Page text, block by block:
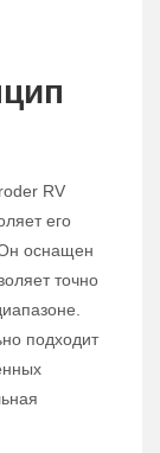
RV
его
Он оснащен
точно
подходит